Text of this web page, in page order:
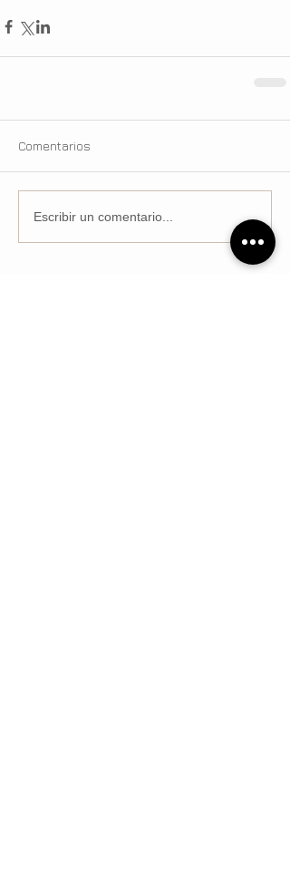
Comentarios
Escribir un comentario...